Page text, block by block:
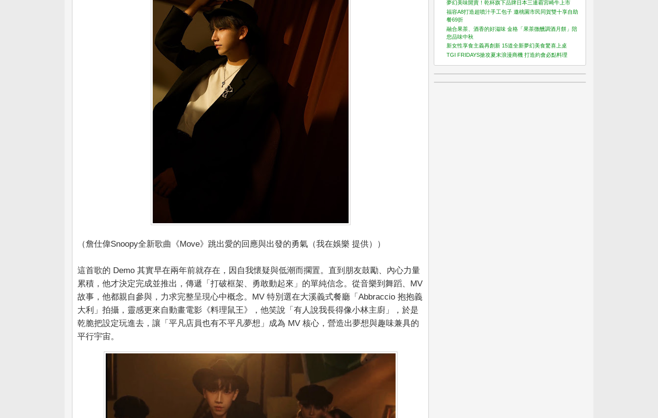
（詹仕偉Snoopy全新歌曲《Move》跳出愛的回應與出發的勇氣（我在娛樂 提供））
這首歌的 Demo 其實早在兩年前就存在，因自我懷疑與低潮而擱置。直到朋友鼓勵、內心力量
累積，他才決定完成並推出，傳遞「打破框架、勇敢動起來」的單純信念。從音樂到舞蹈、MV
故事，他都親自參與，力求完整呈現心中概念。MV 特別選在大溪義式餐廳「Abbraccio 抱抱義
大利」拍攝，靈感更來自動畫電影《料理鼠王》，他笑說「有人說我長得像小林主廚」，於是
乾脆把設定玩進去，讓「平凡店員也有不平凡夢想」成為 MV 核心，營造出夢想與趣味兼具的
平行宇宙。
夢幻美味開賣！乾杯旗下品牌日本三連霸宮崎牛上市
福容A8打造超噴汁手工包子 邀桃園市民同賀雙十享自助
餐69折
融合果茶、酒香的好滋味 金格「果茶微醺調酒月餅」陪
您品味中秋
新女性享食主義再創新 15道全新夢幻美食驚喜上桌
TGI FRIDAYS搶攻夏末浪漫商機 打造約會必點料理